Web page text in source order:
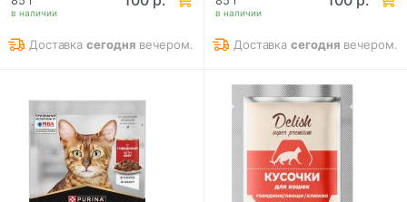
в наличии
Доставкасегодня вечером.
в наличии
Доставкасегодня вечером.